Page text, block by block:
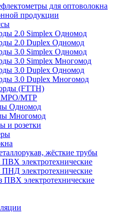
для оптоволокна
продукции
2.0 Simplex Одномод
2.0 Duplex Одномод
3.0 Simplex Одномод
3.0 Simplex Многомод
3.0 Duplex Одномод
3.0 Duplex Многомод
(FTTH)
MTP
Одномод
Многомод
и розетки
жёсткие трубы
электротехнические
электротехнические
ПВХ электротехнические